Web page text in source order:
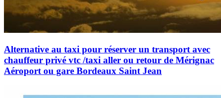
Alternative au taxi pour réserver un transport avec
chauffeur privé vtc /taxi aller ou retour de Mérignac
Aéroport ou gare Bordeaux Saint Jean